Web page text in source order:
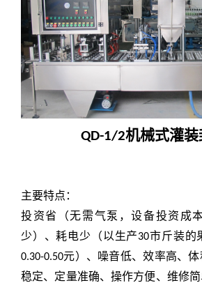
QD-1/2机械式灌
主要特点：
投资省（无需气泵，设备投资成
少）、耗电少（以生产30市斤装的
0.30-0.50元）、噪音低、效率高、
稳定、定量准确、操作方便、维修